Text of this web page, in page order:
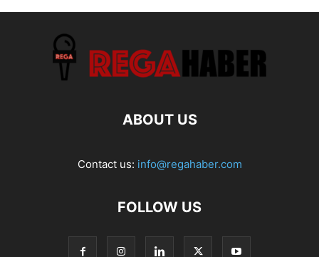
ABOUT US
Contact us: info@regahaber.com
FOLLOW US